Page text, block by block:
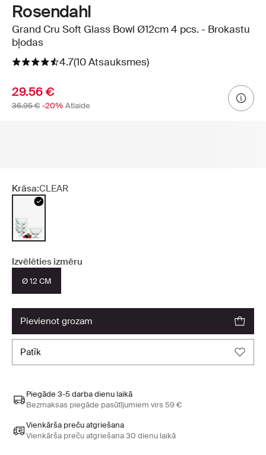
Rosendahl
Grand Cru Soft Glass Bowl Ø12cm 4 pcs. - Brokastu
bļodas
4.7(10 Atsauksmes)
29.56 €
36.95 € -20% Atlaide
Krāsa:CLEAR
Izvēlēties izmēru
Ø 12 CM
pievienot grozam
patīk
Piegāde 3-5 darba dienu laikā
Bezmaksas piegāde pasūtījumiem virs 59 €
Vienkārša preču atgriešana
Vienkārša preču atgriešana 30 dienu laikā